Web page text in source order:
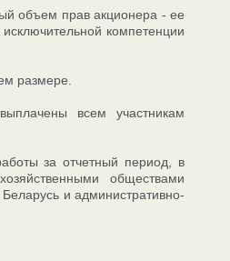
объем прав акционера - ее
компетенции
размере.
всем участникам
за отчетный период, в
обществами
и административно-